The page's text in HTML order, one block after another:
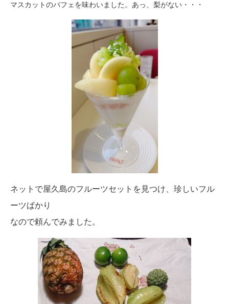
マスカットのパフェを味わいました。あっ、梨がない・・・
ネットで屋久島のフルーツセットを見つけ、珍しいフル
ーツばかり
なので頼んでみました。